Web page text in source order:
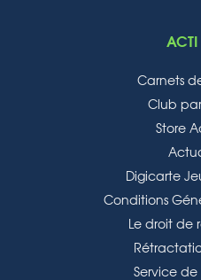
ACTI
Carnets
Club
Store
Digicarte
Conditions
Le droit de
Service